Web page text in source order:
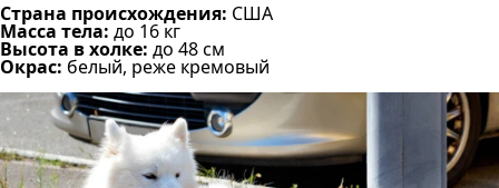
Страна происхождения: США
Масса тела: до 16 кг
Высота в холке: до 48 см
Окрас: белый, реже кремовый